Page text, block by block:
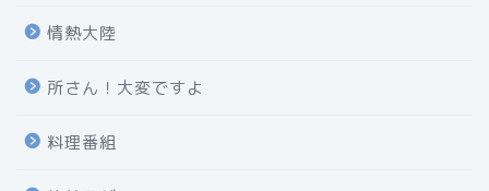
情熱大陸
所さん！大変ですよ
料理番組